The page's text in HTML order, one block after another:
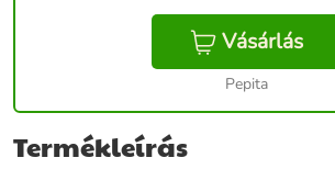
Vásárlás
Pepita
Termékleírás